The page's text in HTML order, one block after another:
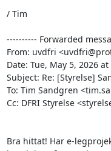
/ Tim
---------- Forwarded
From: uvdfri
Date: Tue, May 5, 2026 at
Subject: Re: [Styrelse]
To: Tim Sandgren
Cc: DFRI Styrelse
Bra hittat! Har e-